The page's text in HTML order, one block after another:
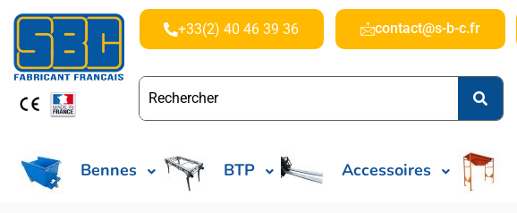
+33(2) 40 46 39 36 contact@s-b-c.fr
Bennes BTP Accessoires